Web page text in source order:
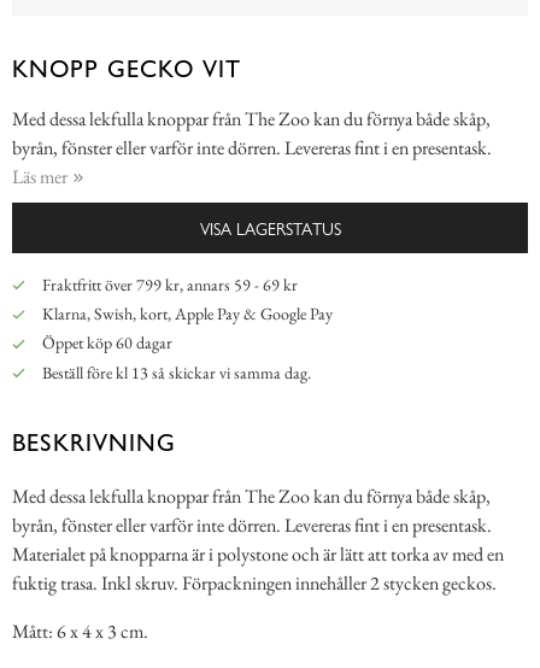
KNOPP GECKO VIT
Med dessa lekfulla knoppar från The Zoo kan du förnya både skåp,
byrån, fönster eller varför inte dörren. Levereras fint i en presentask.
Läs mer
VISA LAGERSTATUS
Fraktfritt över 799 kr, annars 59 - 69 kr
Klarna, Swish, kort, Apple Pay & Google Pay
Öppet köp 60 dagar
Beställ före kl 13 så skickar vi samma dag.
BESKRIVNING
Med dessa lekfulla knoppar från The Zoo kan du förnya både skåp,
byrån, fönster eller varför inte dörren. Levereras fint i en presentask.
Materialet på knopparna är i polystone och är lätt att torka av med en
fuktig trasa. Inkl skruv. Förpackningen innehåller 2 stycken geckos.
Mått: 6 x 4 x 3 cm.